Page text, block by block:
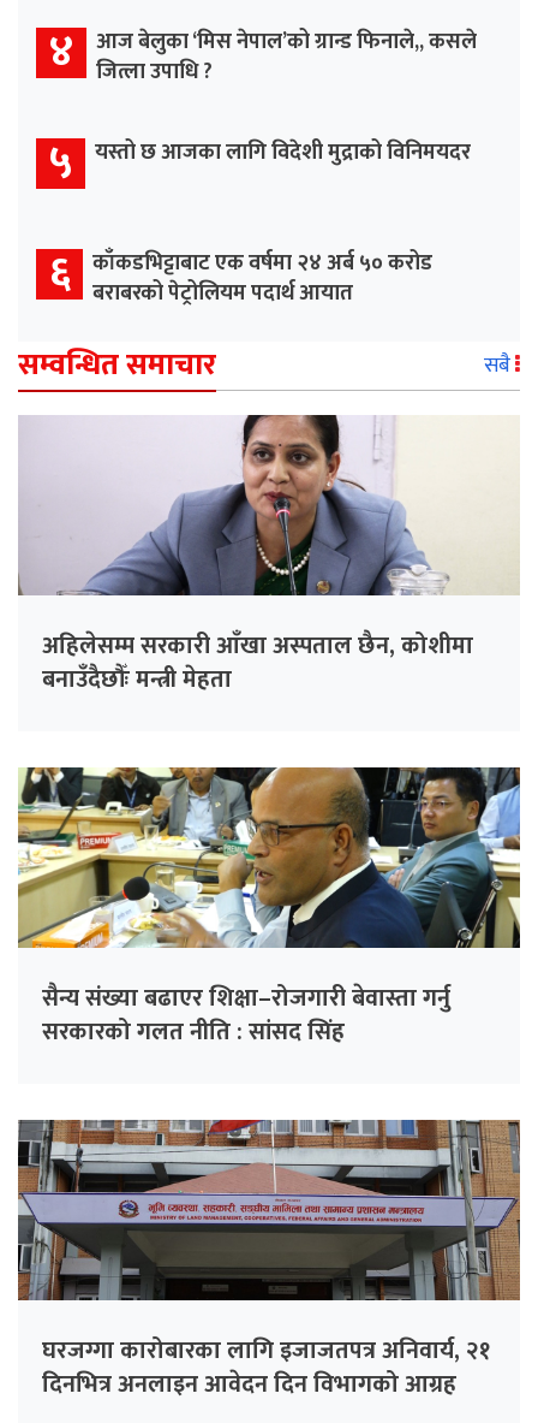
४ आज बेलुका ‘मिस नेपाल’को ग्रान्ड फिनाले,, कसले
जित्ला उपाधि ?
५ यस्तो छ आजका लागि विदेशी मुद्राको विनिमयदर
६ काँकडभिट्टाबाट एक वर्षमा २४ अर्ब ५० करोड
बराबरको पेट्रोलियम पदार्थ आयात
सम्वन्धित समाचार सबै
अहिलेसम्म सरकारी आँखा अस्पताल छैन, कोशीमा
बनाउँदैछौँः मन्त्री मेहता
सैन्य संख्या बढाएर शिक्षा–रोजगारी बेवास्ता गर्नु
सरकारको गलत नीति : सांसद सिंह
घरजग्गा कारोबारका लागि इजाजतपत्र अनिवार्य, २१
दिनभित्र अनलाइन आवेदन दिन विभागको आग्रह